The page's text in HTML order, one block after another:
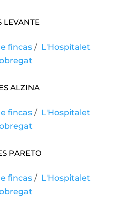
LEVANTE
fincas/ L'Hospitalet
ALZINA
fincas/ L'Hospitalet
Pareto
fincas/ L'Hospitalet